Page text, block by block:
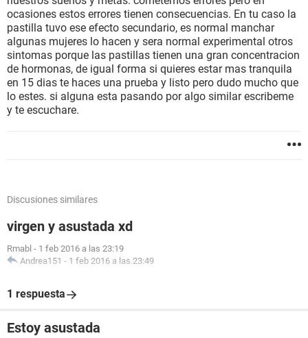
ocasiones estos errores tienen consecuencias. En tu caso la
pastilla tuvo ese efecto secundario, es normal manchar
algunas mujeres lo hacen y sera normal experimental otros
sintomas porque las pastillas tienen una gran concentracion
de hormonas, de igual forma si quieres estar mas tranquila
en 15 dias te haces una prueba y listo pero dudo mucho que
lo estes. si alguna esta pasando por algo similar escribeme
y te escuchare.
Discusiones similares
virgen y asustada xd
Rmabl - 1 feb 2016 a las 23:19
Andrea151 - 1 feb 2016 a las 23:49
1 respuesta
Estoy asustada